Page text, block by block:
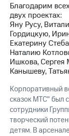
Благодарим
двух проектах:
Яну Русу,
Гордицкую,
Екатерину
Наталию
Ишкова, Сергея
Канышеву,
Корпоративный
сказок МТС" был
сотрудники
творческий
детям. В